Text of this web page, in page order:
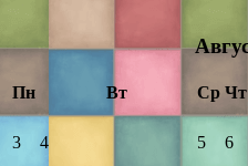
Пн Вт Ср Чт
3
4 5 6